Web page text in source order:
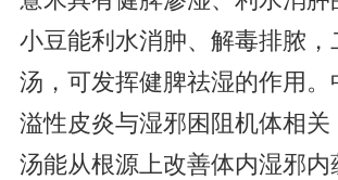
小豆能利水消肿、解毒排脓，
汤，可发挥健脾祛湿的作用。
溢性皮炎与湿邪困阻机体相关
汤能从根源上改善体内湿邪内